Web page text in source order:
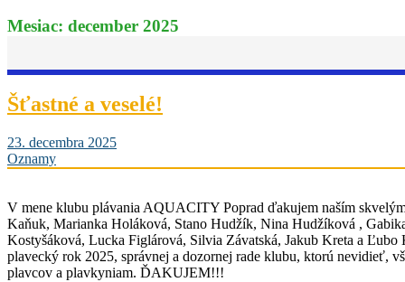
Mesiac: december 2025
Šťastné a veselé!
23. decembra 2025
Oznamy
V mene klubu plávania AQUACITY Poprad ďakujem naším
Kaňuk, Marianka Holáková, Stano Hudžík, Nina Hudžíková ,
Kostyšáková, Lucka Figlárová, Silvia Závatská, Jakub Kreta a Ľubo
plavecký rok 2025, správnej a dozornej rade klubu, ktorú nevidieť,
plavcov a plavkyniam. ĎAKUJEM!!!